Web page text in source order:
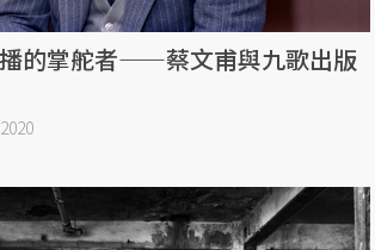
的掌舵者——蔡文甫與九歌出版